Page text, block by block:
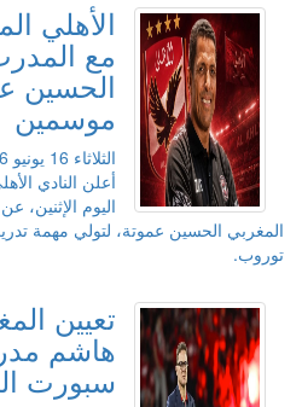
الأهلي
مع
الحسين
موسمين
الثلاثاء 16 يونيو 2026 - 10:46
أعلن النادي
اليوم
المغربي الحسين عموتة، لتولي مهمة
توروب.
تعيين
هاشم
سبورت